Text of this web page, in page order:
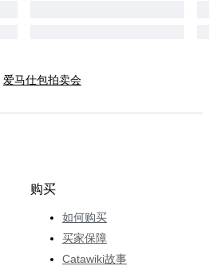
爱马仕包拍卖会
购买
如何购买
买家保障
Catawiki故事